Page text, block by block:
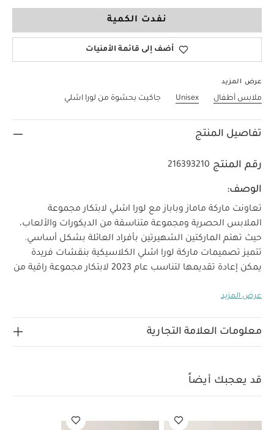
نفدت الكمية
أضف إلى قائمة الأمنيات
عرض المزيد
ملابس أطفال Unisex جاكيت بحشوة من لورا اشلي
تفاصيل المنتج
رقم المنتج 216393210
الوصف:
تعاونت ماركة ماماز وباباز مع لورا اشلي لابتكار مجموعة
الملابس الحصرية ومجموعة متناسقة من الديكورات والألعاب،
حيث تهتم الماركتين الشهيرتين بأفراد العائلة بشكل أساسي.
تتميز تصميمات ماركة لورا اشلي الكلاسيكية بنقشات فريدة
يمكن إعادة تقديمها لتناسب عام 2023 لابتكار مجموعة راقية من
وتفاصيل رقيقة، مما يجعلها إضافة فاخرة ستنال إعجاب الجميع
الجاكيت بتصميم مبطن بنسيج مضلع وأساور مطوية وياقة
المطوية من الداخل لمزيد من الأناقة.
المنتج:
بنقشة لورا اشلي من الداخل
تصميم مبطن بالكامل للشعور
عرض المزيد
معلومات العلامة التجارية
قد يعجبك أيضاً